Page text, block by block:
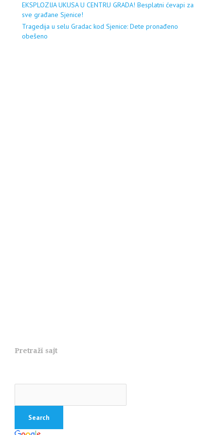
EKSPLOZIJA UKUSA U CENTRU GRADA! Besplatni ćevapi za
sve građane Sjenice!
Tragedija u selu Gradac kod Sjenice: Dete pronađeno
obešeno
Pretraži sajt